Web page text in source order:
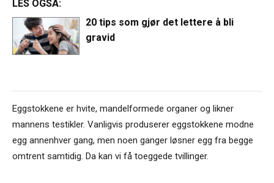
LES OGSÅ:
20 tips som gjør det lettere å bli
gravid
Eggstokkene er hvite, mandelformede organer og likner
mannens testikler. Vanligvis produserer eggstokkene modne
egg annenhver gang, men noen ganger løsner egg fra begge
omtrent samtidig. Da kan vi få toeggede tvillinger.